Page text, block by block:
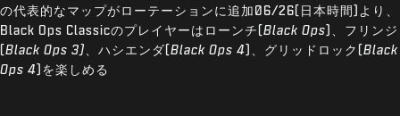
の代表的なマップがローテーションに追加06/26(日本時間)より、
Black Ops Classicのプレイヤーはローンチ(Black Ops)、フリンジ
(Black Ops 3) 、ハシエンダ(Black Ops 4)、グリッドロック(Black
Ops 4)を楽しめる